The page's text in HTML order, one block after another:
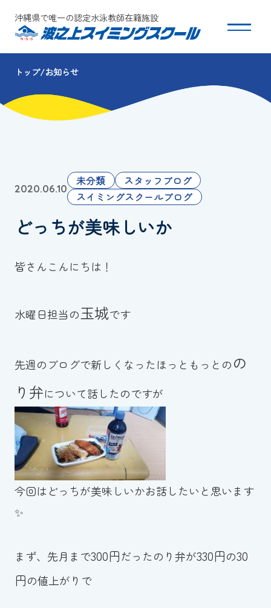
沖縄県で唯一の認定水泳教師在籍施設
スクールについて
コース・クラス紹介
団体会員募集
保護者の方へ
採用情報
波スイタイムズ
お問い合わせ
Tel.098-863-7264
平日 9:00～22:00｜土祝 9:00～21:00
スイミングスクールの
体験申し込みはこちら!
トップ お知らせ
2020.06.10
未分類
スタッフブログ
スイミングスクールブログ
どっちが美味しいか
皆さんこんにちは！
水曜日担当の玉城です
先週のブログで新しくなったほっともっとのの
り弁について話したのですが
今回はどっちが美味しいかお話したいと思います
✨
まず、先月まで300円だったのり弁が330円の30
円の値上がりで